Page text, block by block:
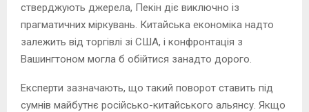
стверджують джерела, Пекін діє виключно із
прагматичних міркувань. Китайська економіка надто
залежить від торгівлі зі США, і конфронтація з
Вашингтоном могла б обійтися занадто дорого.
Експерти зазначають, що такий поворот ставить під
сумнів майбутнє російсько-китайського альянсу. Якщо